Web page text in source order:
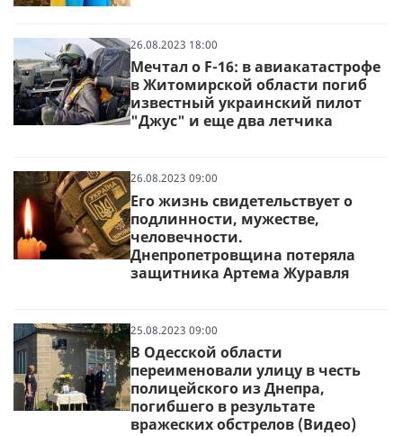
26.08.2023 18:00
Мечтал о F-16: в авиакатастрофе
в Житомирской области погиб
известный украинский пилот
"Джус" и еще два летчика
26.08.2023 09:00
Его жизнь свидетельствует о
подлинности, мужестве,
человечности.
Днепропетровщина потеряла
защитника Артема Журавля
25.08.2023 09:00
В Одесской области
переименовали улицу в честь
полицейского из Днепра,
погибшего в результате
вражеских обстрелов (Видео)